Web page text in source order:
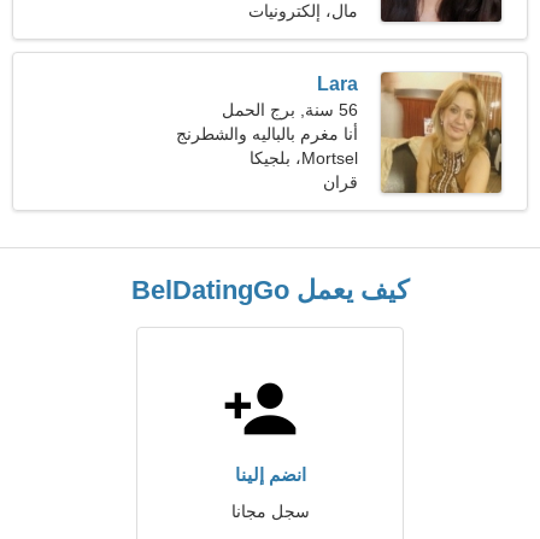
مال، إلكترونيات
Lara
56 سنة, برج الحمل
أنا مغرم بالباليه والشطرنج
Mortsel، بلجيكا
قران
كيف يعمل BelDatingGo
انضم إلينا
سجل مجانا